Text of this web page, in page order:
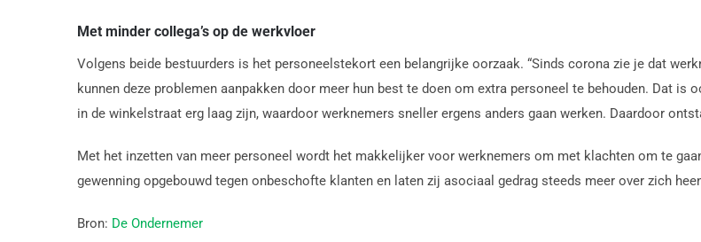
Met minder collega’s op de werkvloer
Volgens beide bestuurders is het personeelstekort een belangrijke oorzaak. “Sinds corona zie je dat
kunnen deze problemen aanpakken door meer hun best te doen om extra personeel te behouden. Dat is
in de winkelstraat erg laag zijn, waardoor werknemers sneller ergens anders gaan werken. Daardoor
Met het inzetten van meer personeel wordt het makkelijker voor werknemers om met klachten om te
gewenning opgebouwd tegen onbeschofte klanten en laten zij asociaal gedrag steeds meer over zich
Bron: De Ondernemer